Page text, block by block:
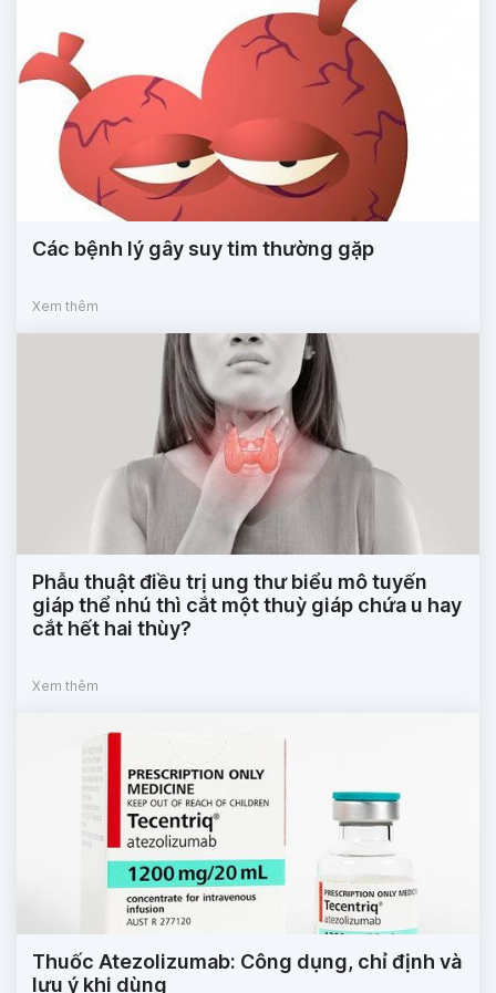
Các bệnh lý gây suy tim thường gặp
Xem thêm
Phẫu thuật điều trị ung thư biểu mô tuyến
giáp thể nhú thì cắt một thuỳ giáp chứa u hay
cắt hết hai thùy?
Xem thêm
Thuốc Atezolizumab: Công dụng, chỉ định và
lưu ý khi dùng